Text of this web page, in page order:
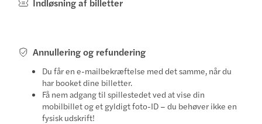
Annullering og refundering
Du får en e-mailbekræftelse med det samme, når du
har booket dine billetter.
Få nem adgang til spillestedet ved at vise din
mobilbillet og et gyldigt foto-ID – du behøver ikke en
fysisk udskrift!